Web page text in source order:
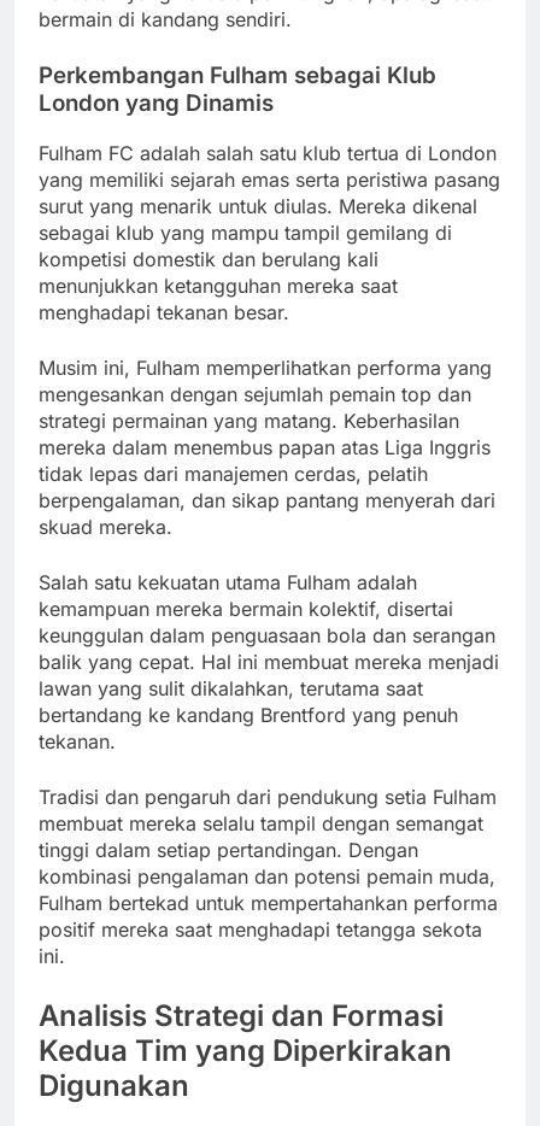
bermain di kandang sendiri.
Perkembangan Fulham sebagai Klub
London yang Dinamis
Fulham FC adalah salah satu klub tertua di London
yang memiliki sejarah emas serta peristiwa pasang
surut yang menarik untuk diulas. Mereka dikenal
sebagai klub yang mampu tampil gemilang di
kompetisi domestik dan berulang kali
menunjukkan ketangguhan mereka saat
menghadapi tekanan besar.
Musim ini, Fulham memperlihatkan performa yang
mengesankan dengan sejumlah pemain top dan
strategi permainan yang matang. Keberhasilan
mereka dalam menembus papan atas Liga Inggris
tidak lepas dari manajemen cerdas, pelatih
berpengalaman, dan sikap pantang menyerah dari
skuad mereka.
Salah satu kekuatan utama Fulham adalah
kemampuan mereka bermain kolektif, disertai
keunggulan dalam penguasaan bola dan serangan
balik yang cepat. Hal ini membuat mereka menjadi
lawan yang sulit dikalahkan, terutama saat
bertandang ke kandang Brentford yang penuh
tekanan.
Tradisi dan pengaruh dari pendukung setia Fulham
membuat mereka selalu tampil dengan semangat
tinggi dalam setiap pertandingan. Dengan
kombinasi pengalaman dan potensi pemain muda,
Fulham bertekad untuk mempertahankan performa
positif mereka saat menghadapi tetangga sekota
ini.
Analisis Strategi dan Formasi
Kedua Tim yang Diperkirakan
Digunakan